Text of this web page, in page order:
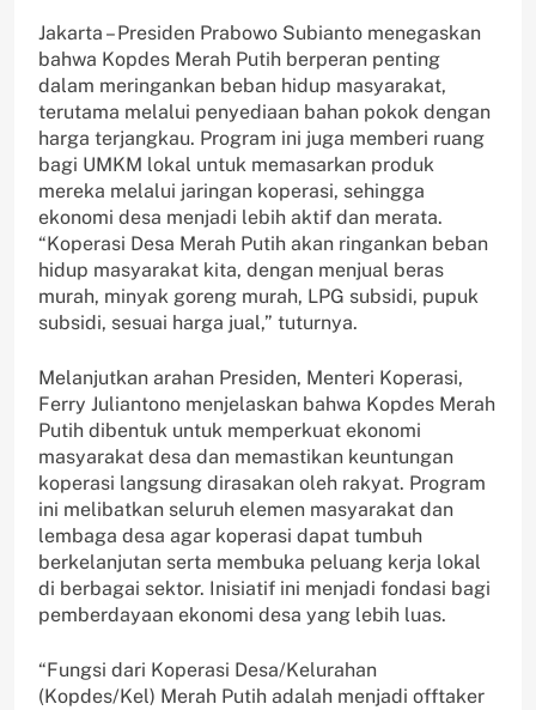
Jakarta – Presiden Prabowo Subianto menegaskan
bahwa Kopdes Merah Putih berperan penting
dalam meringankan beban hidup masyarakat,
terutama melalui penyediaan bahan pokok dengan
harga terjangkau. Program ini juga memberi ruang
bagi UMKM lokal untuk memasarkan produk
mereka melalui jaringan koperasi, sehingga
ekonomi desa menjadi lebih aktif dan merata.
“Koperasi Desa Merah Putih akan ringankan beban
hidup masyarakat kita, dengan menjual beras
murah, minyak goreng murah, LPG subsidi, pupuk
subsidi, sesuai harga jual,” tuturnya.
Melanjutkan arahan Presiden, Menteri Koperasi,
Ferry Juliantono menjelaskan bahwa Kopdes Merah
Putih dibentuk untuk memperkuat ekonomi
masyarakat desa dan memastikan keuntungan
koperasi langsung dirasakan oleh rakyat. Program
ini melibatkan seluruh elemen masyarakat dan
lembaga desa agar koperasi dapat tumbuh
berkelanjutan serta membuka peluang kerja lokal
di berbagai sektor. Inisiatif ini menjadi fondasi bagi
pemberdayaan ekonomi desa yang lebih luas.
“Fungsi dari Koperasi Desa/Kelurahan
(Kopdes/Kel) Merah Putih adalah menjadi offtaker